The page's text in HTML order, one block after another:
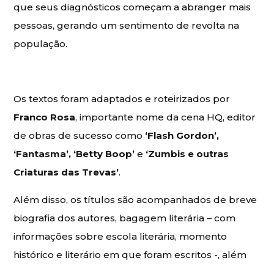
que seus diagnósticos começam a abranger mais
pessoas, gerando um sentimento de revolta na
população.
Os textos foram adaptados e roteirizados por
Franco Rosa, importante nome da cena HQ, editor
de obras de sucesso como ‘Flash Gordon’,
‘Fantasma’, ‘Betty Boop’ e ‘Zumbis e outras
Criaturas das Trevas’.
Além disso, os títulos são acompanhados de breve
biografia dos autores, bagagem literária – com
informações sobre escola literária, momento
histórico e literário em que foram escritos -, além